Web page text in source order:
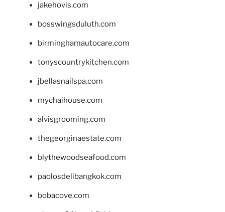
jakehovis.com
bosswingsduluth.com
birminghamautocare.com
tonyscountrykitchen.com
jbellasnailspa.com
mychaihouse.com
alvisgrooming.com
thegeorginaestate.com
blythewoodseafood.com
paolosdelibangkok.com
bobacove.com